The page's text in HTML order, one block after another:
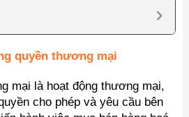
quyền thương mại
mại là hoạt động thương mại,
cho phép và yêu cầu bên